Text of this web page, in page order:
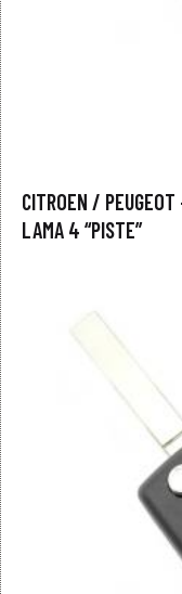
CITROEN / PEUGEOT
LAMA 4 “PISTE”